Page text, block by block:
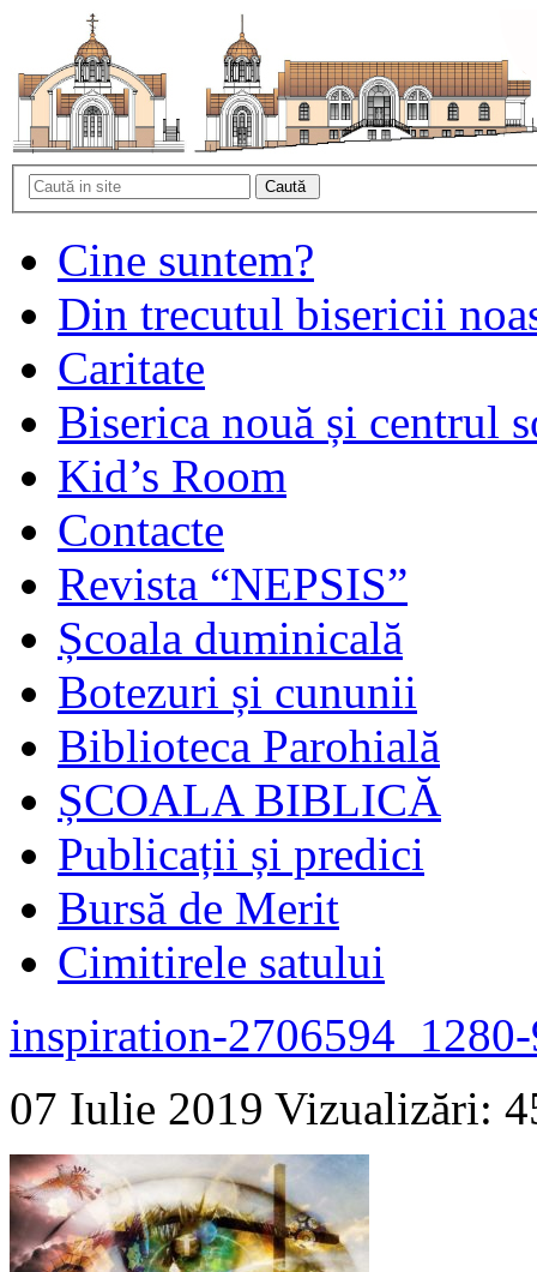
Cine suntem?
Din trecutul bisericii
Caritate
Biserica nouă și centrul
Kid’s Room
Contacte
Revista “NEPSIS”
Școala duminicală
Botezuri și cununii
Biblioteca Parohială
ȘCOALA BIBLICĂ
Publicații și predici
Bursă de Merit
Cimitirele satului
inspiration-
07 Iulie 2019 Vizualizări: